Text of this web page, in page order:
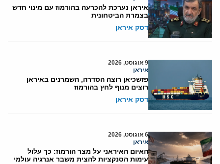
איראן נערכת להכרעה בהורמוז עם מינוי חדש
בצמרת הביטחונית
דסק איראן
9 אוגוסט, 2026
איראן
פזשכיאן רוצה הסדרה, השמרנים באיראן
רוצים מנוף לחץ בהורמוז
דסק איראן
6 אוגוסט, 2026
איראן
האיום האיראני על מצר הורמוז: כך עלול
עימות הסנקציות להצית משבר אנרגיה עולמי